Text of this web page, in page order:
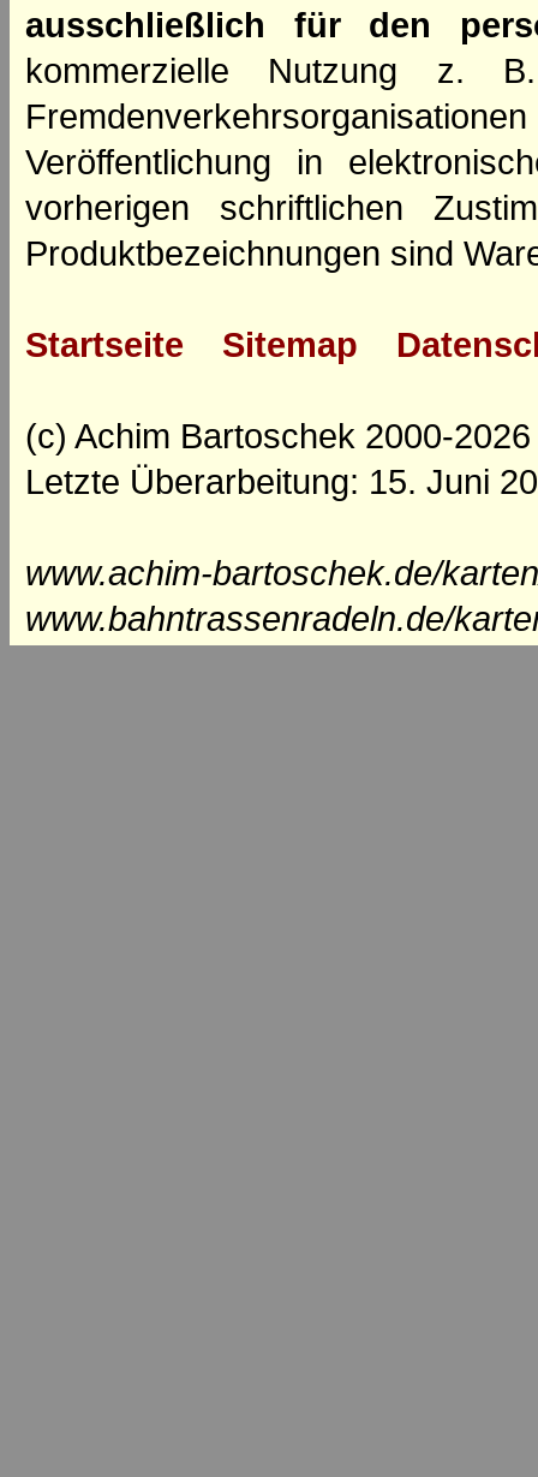
ausschließlich für den
kommerzielle Nutzung z.
Veröffentlichung in
vorherigen schriftlichen
Produktbezeichnungen sind
Startseite Sitemap
(c) Achim Bartoschek 2000-2026
Letzte Überarbeitung: 15. Juni
www.achim-bartoschek.de/
www.bahntrassenradeln.de/